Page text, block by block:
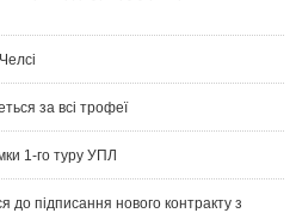
за всі трофеї
1-го туру УПЛ
до підписання нового контракту з